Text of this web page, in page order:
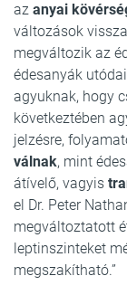
az anyai
változások
megváltozik az
édesanyák
agyuknak, hogy
következtében
jelzésre,
válnak, mint
átívelő, vagyis
el Dr. Peter
megváltoztatott
leptinszinteket
megszakítható.”